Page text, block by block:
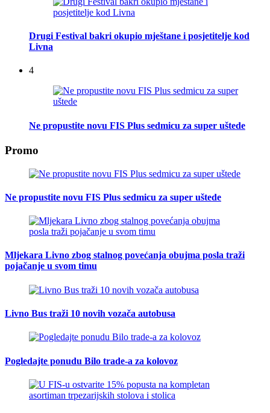
Drugi Festival bakri okupio mještane i posjetitelje kod
Livna
4
Ne propustite novu FIS Plus sedmicu za super uštede
Promo
Ne propustite novu FIS Plus sedmicu za super uštede
Mljekara Livno zbog stalnog povećanja obujma posla traži
pojačanje u svom timu
Livno Bus traži 10 novih vozača autobusa
Pogledajte ponudu Bilo trade-a za kolovoz